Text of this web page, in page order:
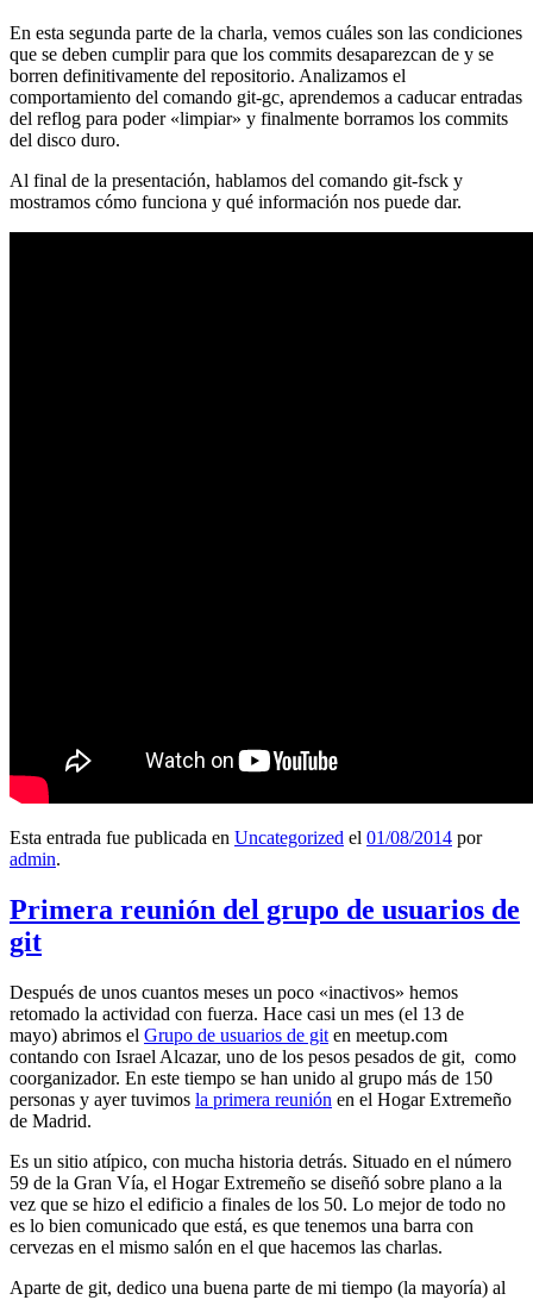
En esta segunda parte de la charla, vemos cuáles son las condiciones
que se deben cumplir para que los commits desaparezcan de y se
borren definitivamente del repositorio. Analizamos el
comportamiento del comando git-gc, aprendemos a caducar entradas
del reflog para poder «limpiar» y finalmente borramos los commits
del disco duro.
Al final de la presentación, hablamos del comando git-fsck y
mostramos cómo funciona y qué información nos puede dar.
Esta entrada fue publicada en Uncategorized el 01/08/2014 por
admin.
Primera reunión del grupo de usuarios de
git
Después de unos cuantos meses un poco «inactivos» hemos
retomado la actividad con fuerza. Hace casi un mes (el 13 de
mayo) abrimos el Grupo de usuarios de git en meetup.com
contando con Israel Alcazar, uno de los pesos pesados de git, como
coorganizador. En este tiempo se han unido al grupo más de 150
personas y ayer tuvimos la primera reunión en el Hogar Extremeño
de Madrid.
Es un sitio atípico, con mucha historia detrás. Situado en el número
59 de la Gran Vía, el Hogar Extremeño se diseñó sobre plano a la
vez que se hizo el edificio a finales de los 50. Lo mejor de todo no
es lo bien comunicado que está, es que tenemos una barra con
cervezas en el mismo salón en el que hacemos las charlas.
Aparte de git, dedico una buena parte de mi tiempo (la mayoría) al